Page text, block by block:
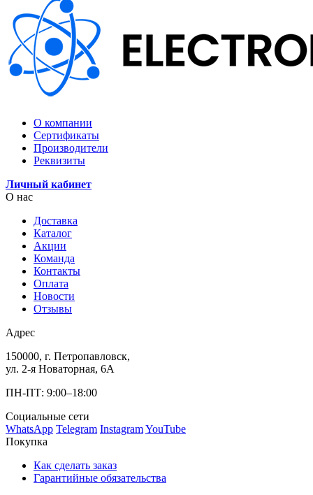
О компании
Сертификаты
Производители
Реквизиты
Личный кабинет
О нас
Доставка
Каталог
Акции
Команда
Контакты
Оплата
Новости
Отзывы
Адрес
150000, г. Петропавловск,
ул. 2-я Новаторная, 6А
ПН-ПТ: 9:00–18:00
Социальные сети
WhatsApp Telegram InstagramYouTube
Покупка
Как сделать заказ
Гарантийные обязательства